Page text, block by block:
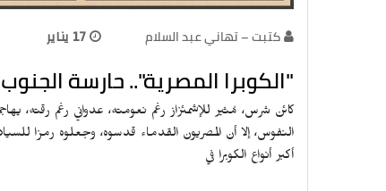
كتبت – تهاني عبد السلام
"الكوبرا المصرية".. حارسة
كائن شرس، مُثير للإشمئزاز رغم نعومته، عدواني رغم رقته،
النفوس، إلا أن المصريون القدماء قدسوه، وجعلوه رمزا
أكبر أنواع الكوبرا في